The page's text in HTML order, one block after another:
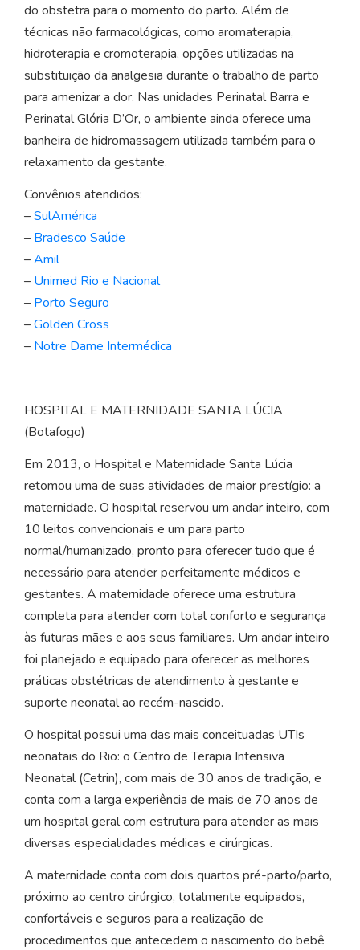
do obstetra para o momento do parto. Além de
técnicas não farmacológicas, como aromaterapia,
hidroterapia e cromoterapia, opções utilizadas na
substituição da analgesia durante o trabalho de parto
para amenizar a dor. Nas unidades Perinatal Barra e
Perinatal Glória D’Or, o ambiente ainda oferece uma
banheira de hidromassagem utilizada também para o
relaxamento da gestante.
Convênios atendidos:
–SulAmérica
– Bradesco Saúde
–Amil
– Unimed Rio e Nacional
– Porto Seguro
–Golden Cross
– Notre Dame Intermédica
HOSPITAL E MATERNIDADE SANTA LÚCIA
(Botafogo)
Em 2013, o Hospital e Maternidade Santa Lúcia
retomou uma de suas atividades de maior prestígio: a
maternidade. O hospital reservou um andar inteiro, com
10 leitos convencionais e um para parto
normal/humanizado, pronto para oferecer tudo que é
necessário para atender perfeitamente médicos e
gestantes. A maternidade oferece uma estrutura
completa para atender com total conforto e segurança
às futuras mães e aos seus familiares. Um andar inteiro
foi planejado e equipado para oferecer as melhores
práticas obstétricas de atendimento à gestante e
suporte neonatal ao recém-nascido.
O hospital possui uma das mais conceituadas UTIs
neonatais do Rio: o Centro de Terapia Intensiva
Neonatal (Cetrin), com mais de 30 anos de tradição, e
conta com a larga experiência de mais de 70 anos de
um hospital geral com estrutura para atender as mais
diversas especialidades médicas e cirúrgicas.
A maternidade conta com dois quartos pré-parto/parto,
próximo ao centro cirúrgico, totalmente equipados,
confortáveis e seguros para a realização de
procedimentos que antecedem o nascimento do bebê